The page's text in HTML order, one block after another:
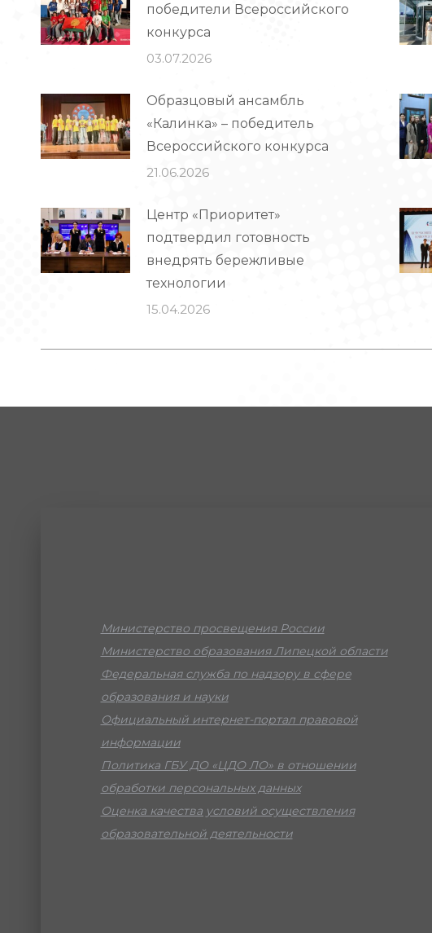
победители Всероссийского
конкурса
03.07.2026
Образцовый ансамбль
«Калинка» – победитель
Всероссийского конкурса
21.06.2026
Центр «Приоритет»
подтвердил готовность
внедрять бережливые
технологии
15.04.2026
Министерство просвещения России
Министерство образования Липецкой области
Федеральная служба по надзору в сфере
образования и науки
Официальный интернет-портал правовой
информации
Политика ГБУ ДО «ЦДО ЛО» в отношении
обработки персональных данных
Оценка качества условий осуществления
образовательной деятельности